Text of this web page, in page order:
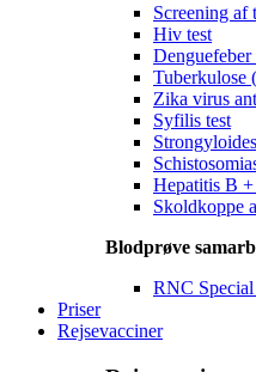
Screening af
Hiv test
Denguefeber
Tuberkulose
Zika virus
Syfilis test
Hepatitis B +
Skoldkoppe
Blodprøve
RNC
Priser
Rejsevacciner